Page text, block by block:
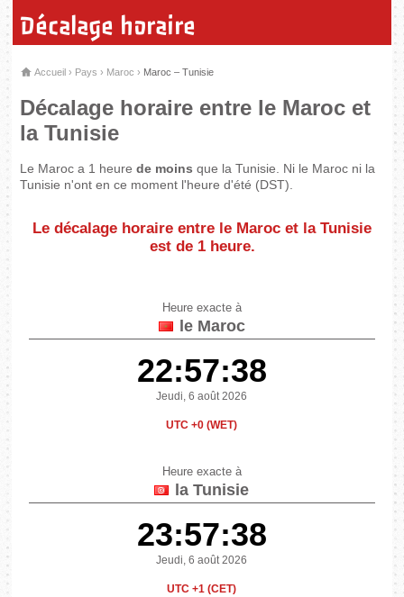
Décalage horaire
Accueil › Pays › Maroc › Maroc – Tunisie
Décalage horaire entre le Maroc et
la Tunisie
Le Maroc a 1 heurede moins que la Tunisie. Ni le Maroc ni la
Tunisie n'ont en ce moment l'heure d'été (DST).
Le décalage horaire entre le Maroc et la Tunisie
est de 1 heure.
Heure exacte à
le Maroc
22:57:38
Jeudi, 6 août 2026
UTC +0 (WET)
Heure exacte à
la Tunisie
23:57:38
Jeudi, 6 août 2026
UTC +1 (CET)